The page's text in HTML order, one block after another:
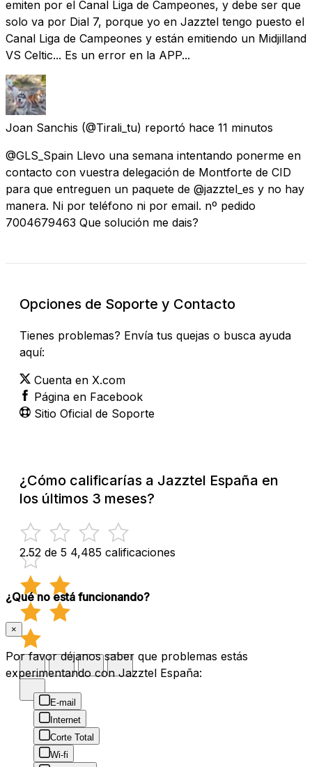
emiten por el Canal Liga de Campeones, y debe ser que
solo va por Dial 7, porque yo en Jazztel tengo puesto el
Canal Liga de Campeones y están emitiendo un Midjilland
VS Celtic... Es un error en la APP...
Joan Sanchis (@Tirali_tu) reportó hace 11 minutos
@GLS_Spain Llevo una semana intentando ponerme en
contacto con vuestra delegación de Montforte de CID
para que entreguen un paquete de @jazztel_es y no hay
manera. Ni por teléfono ni por email. nº pedido
7004679463 Que solución me dais?
Opciones de Soporte y Contacto
Tienes problemas? Envía tus quejas o busca ayuda
aquí:
Cuenta en X.com
Página en Facebook
Sitio Oficial de Soporte
¿Cómo calificarías a Jazztel España en
los últimos 3 meses?
2.52 de 5 4,485 calificaciones
¿Qué no está funcionando?
×
Por favor déjanos saber que problemas estás
experimentando con Jazztel España:
E-mail
Internet
Corte Total
Wi-fi